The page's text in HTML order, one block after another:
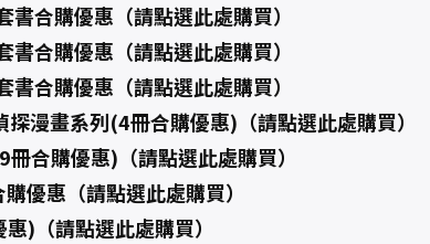
合購優惠（請點選此處購買）
合購優惠（請點選此處購買）
合購優惠（請點選此處購買）
漫畫系列(4冊合購優惠)（請點選此處購買）
合購優惠)（請點選此處購買）
優惠（請點選此處購買）
)（請點選此處購買）